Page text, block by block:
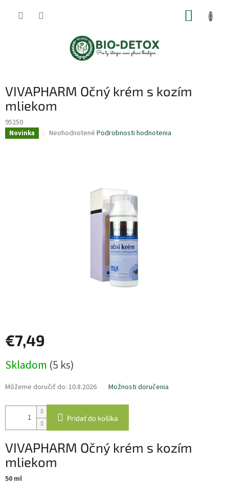
VIVAPHARM Očný krém s kozím
mliekom
95250
Novinka
Priemerné
Neohodnotené Podrobnosti hodnotenia
€7,49
cena:
Skladom (5 ks)
Môžeme doručiť do: 10.8.2026 Možnosti doručenia
Pridať do košíka
VIVAPHARM Očný krém s kozím
mliekom
50 ml